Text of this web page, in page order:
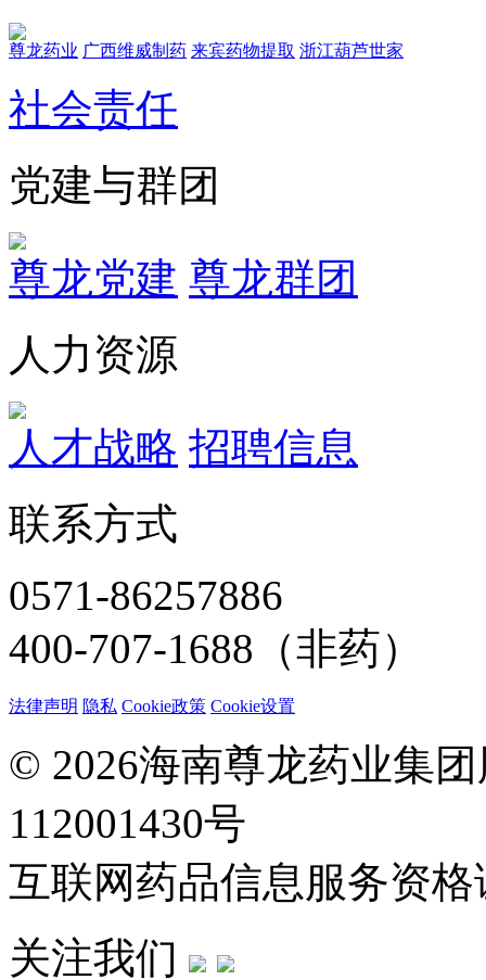
尊龙药业 广西维威制药 来宾药物提取 浙江葫芦世家
社会责任
党建与群团
尊龙党建 尊龙群团
人力资源
人才战略 招聘信息
联系方式
0571-86257886
400-707-1688（非药）
法律声明 隐私 Cookie政策 Cookie设置
© 2026海南尊龙药业集
112001430号
互联网药品信息服务资
关注我们